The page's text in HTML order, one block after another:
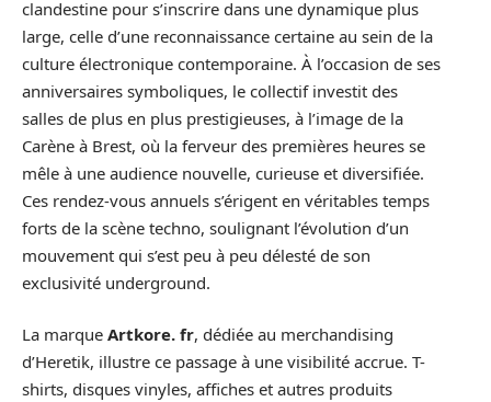
clandestine pour s’inscrire dans une dynamique plus
large, celle d’une reconnaissance certaine au sein de la
culture électronique contemporaine. À l’occasion de ses
anniversaires symboliques, le collectif investit des
salles de plus en plus prestigieuses, à l’image de la
Carène à Brest, où la ferveur des premières heures se
mêle à une audience nouvelle, curieuse et diversifiée.
Ces rendez-vous annuels s’érigent en véritables temps
forts de la scène techno, soulignant l’évolution d’un
mouvement qui s’est peu à peu délesté de son
exclusivité underground.
La marque Artkore. fr, dédiée au merchandising
d’Heretik, illustre ce passage à une visibilité accrue. T-
shirts, disques vinyles, affiches et autres produits